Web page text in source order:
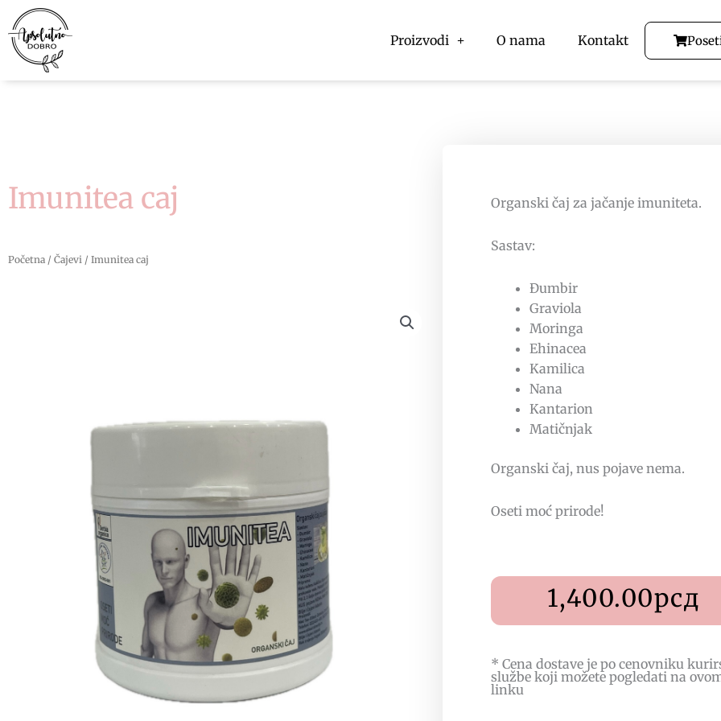
Pređi
na
sadržaj
Proizvodi O nama Kontakt
Imunitea caj
Početna / Čajevi / Imunitea caj
Organski čaj za jačanje imuniteta.
Sastav:
Đumbir
Graviola
Moringa
Ehinacea
Kamilica
Nana
Kantarion
Matičnjak
Organski čaj, nus pojave nema.
Oseti moć prirode!
1,400.00рсд
* Cena dostave je po cenovniku
službe koji možete pogledati na
linku